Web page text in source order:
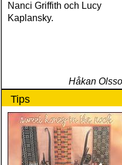
Nanci Griffith och Lucy
Kaplansky.
Håkan
Tips